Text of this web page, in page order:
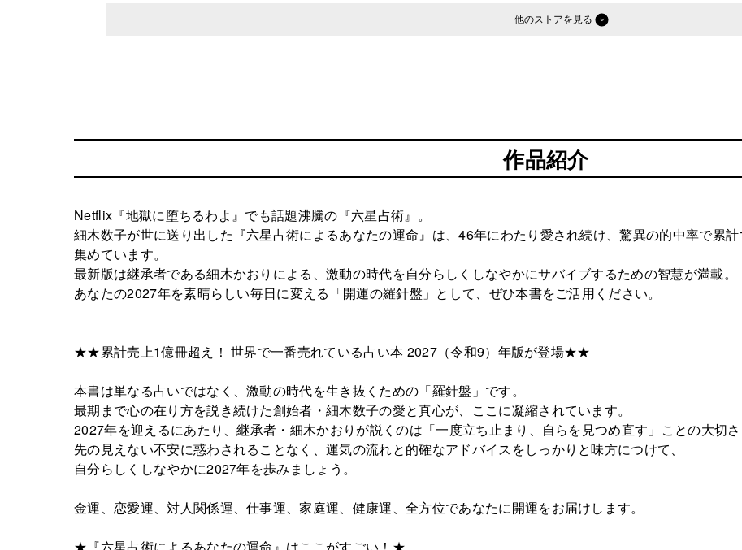
他のストア
作品紹介
Netflix『地獄に堕ちるわよ』でも話題沸騰の『六星占術』。
細木数子が世に送り出した『六星占術によるあなたの運命』は、46年にわたり愛され続け、驚異の的中率で累
集めています。
最新版は継承者である細木かおりによる、激動の時代を自分らしくしなやかにサバイブするための智慧が満載。
あなたの2027年を素晴らしい毎日に変える「開運の羅針盤」として、ぜひ本書をご活用ください。
★★累計売上1億冊超え！ 世界で一番売れている占い本 2027（令和9）年版が登場★★
本書は単なる占いではなく、激動の時代を生き抜くための「羅針盤」です。
最期まで心の在り方を説き続けた創始者・細木数子の愛と真心が、ここに凝縮されています。
2027年を迎えるにあたり、継承者・細木かおりが説くのは「一度立ち止まり、自らを見つめ直す」ことの大切さ
先の見えない不安に惑わされることなく、運気の流れと的確なアドバイスをしっかりと味方につけて、
自分らしくしなやかに2027年を歩みましょう。
金運、恋愛運、対人関係運、仕事運、家庭運、健康運、全方位であなたに開運をお届けします。